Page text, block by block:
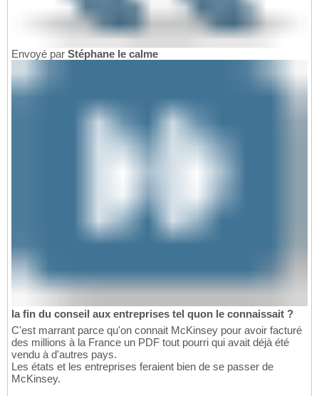
Envoyé par Stéphane le calme
la fin du conseil aux entreprises tel quon le connaissait ?
C'est marrant parce qu'on connait McKinsey pour avoir facturé
des millions à la France un PDF tout pourri qui avait déjà été
vendu à d'autres pays.
Les états et les entreprises feraient bien de se passer de
McKinsey.